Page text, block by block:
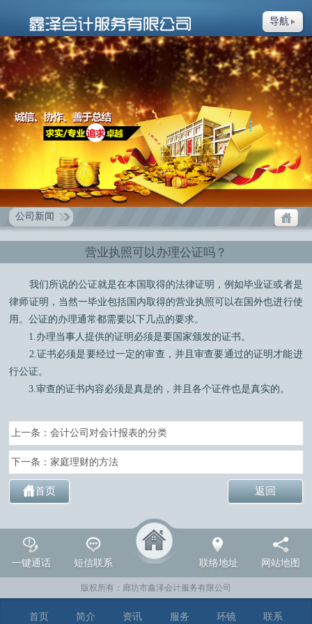
导航
公司新闻
营业执照可以办理公证吗？
我们所说的公证就是在本国取得的法律证明，例如毕业证或者是
律师证明，当然一毕业包括国内取得的营业执照可以在国外也进行使
用。公证的办理通常都需要以下几点的要求。
1.办理当事人提供的证明必须是要国家颁发的证书。
2.证书必须是要经过一定的审查，并且审查要通过的证明才能进
行公证。
3.审查的证书内容必须是真是的，并且各个证件也是真实的。
上一条： 会计公司对会计报表的分类
下一条： 家庭理财的方法
首页 返回
一键通话 短信联系 联络地址 网站地图
版权所有：廊坊市鑫泽会计服务有限公司
首页 简介 资讯 服务 环镜 联系